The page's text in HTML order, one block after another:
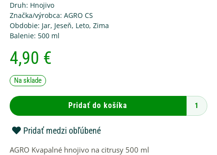
Druh: Hnojivo
Značka/výrobca: AGRO CS
Obdobie: Jar, Jeseň, Leto, Zima
Balenie: 500 ml
4,90 €
Na sklade
Kvapalné
hnojivo
Pridať do košíka
Pridať medzi obľúbené
AGRO Kvapalné hnojivo na citrusy 500 ml